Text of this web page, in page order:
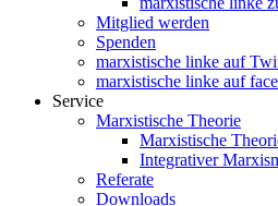
Mitglied werden
Spenden
marxistische linke auf
marxistische linke auf
Service
Marxistische Theorie
Marxistische
Integrativer
Referate
Downloads